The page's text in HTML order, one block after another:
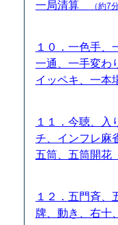
一局清算
（約7
１０．一色手、
一通、一手変わ
イッペキ、一
１１．今聴、入
チ、インフレ麻
五筒、五筒開花
１２．五門斉、
牌、動き、右十